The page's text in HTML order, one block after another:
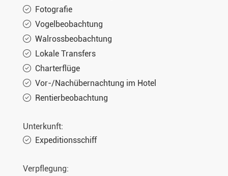
Fotografie
Vogelbeobachtung
Walrossbeobachtung
Lokale Transfers
Charterflüge
Vor-/Nachübernachtung im Hotel
Rentierbeobachtung
Unterkunft:
Expeditionsschiff
Verpflegung: